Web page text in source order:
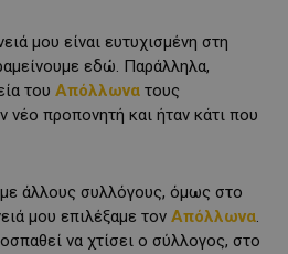
μου είναι ευτυχισμένη στη
εδώ. Παράλληλα,
του Απόλλωνα τους
νέο προπονητή και ήταν κάτι που
άλλους συλλόγους, όμως στο
μου επιλέξαμε τον Απόλλωνα.
να χτίσει ο σύλλογος, στο